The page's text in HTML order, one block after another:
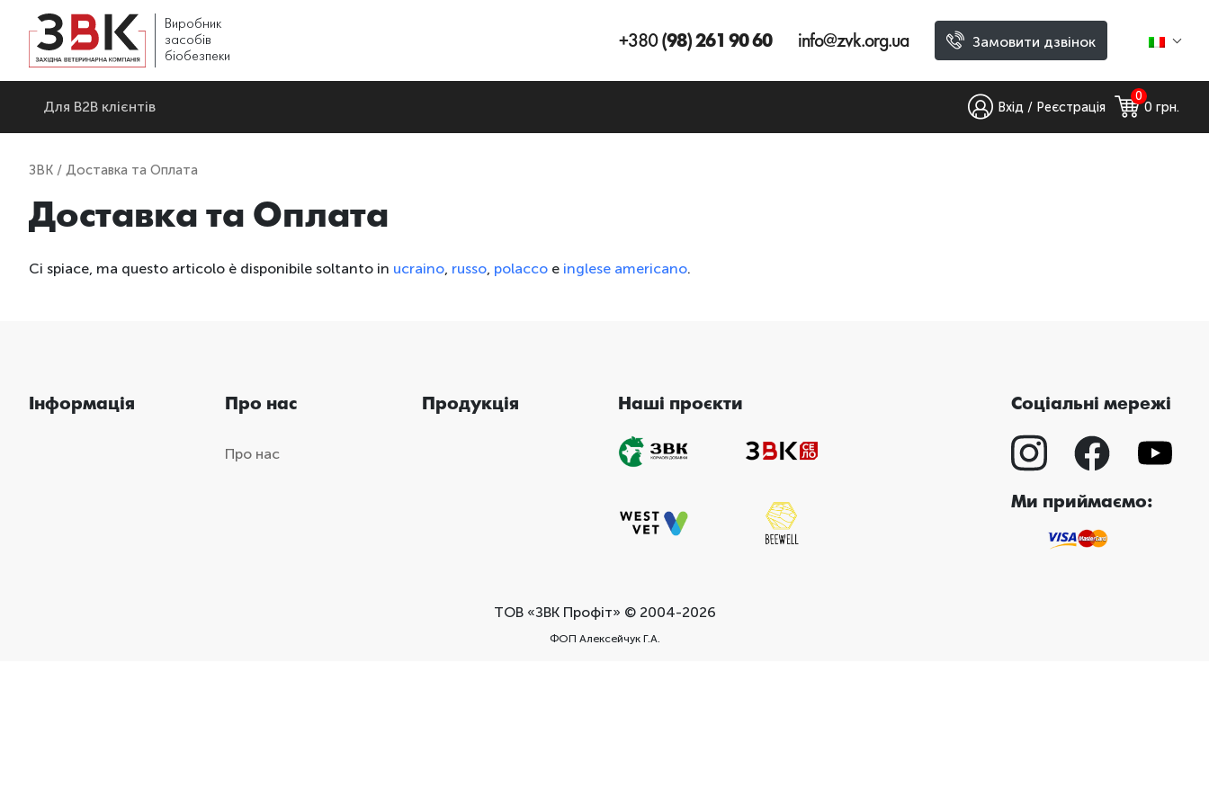
Виробник
засобів
біобезпеки
+380(98) 261 90 60 info@zvk.org.ua Замовити дзвінок
Для В2В клієнтів Вхід / Реєстрація
0
0 грн.
ЗВК / Доставка та Оплата
Доставка та Оплата
Ci spiace, ma questo articolo è disponibile soltanto in ucraino russo polacco e inglese americano.
Інформація Про нас
Про нас
Продукція Наші проєкти Соціальні мережі
Ми приймаємо:
ТОВ «ЗВК Профіт» © 2004-2026
ФОП Алексейчук Г.А.